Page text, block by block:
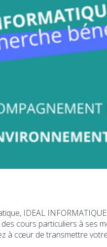
IDEAL
cours particuliers à ses
à cœur de transmettre